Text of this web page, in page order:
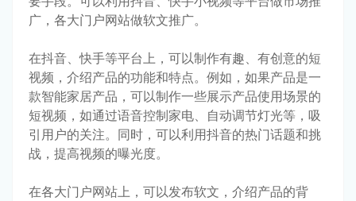
广，各大门户网站做软文推广。
在抖音、快手等平台上，可以制作有趣、有创意的短
视频，介绍产品的功能和特点。例如，如果产品是一
款智能家居产品，可以制作一些展示产品使用场景的
短视频，如通过语音控制家电、自动调节灯光等，吸
引用户的关注。同时，可以利用抖音的热门话题和挑
战，提高视频的曝光度。
在各大门户网站上，可以发布软文，介绍产品的背